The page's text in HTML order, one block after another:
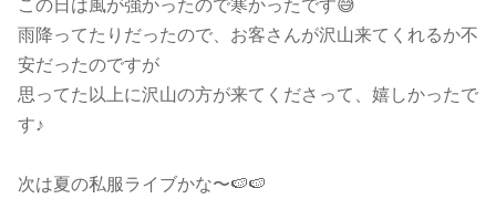
この日は風が強かったので寒かったです😅
雨降ってたりだったので、お客さんが沢山来てくれるか不
安だったのですが
思ってた以上に沢山の方が来てくださって、嬉しかったで
す♪
次は夏の私服ライブかな〜🍉🍉